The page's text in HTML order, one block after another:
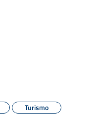
Turismo